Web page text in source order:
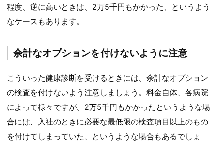
程度、逆に高いときは、2万5千円もかかった、というよう
なケースもあります。
余計なオプションを付けないように注意
こういった健康診断を受けるときには、余計なオプション
の検査を付けないよう注意しましょう。料金自体、各病院
によって様々ですが、2万5千円もかかったというような場
合には、入社のときに必要な最低限の検査項目以上のもの
を付けてしまっていた、というような場合もあるでしょ